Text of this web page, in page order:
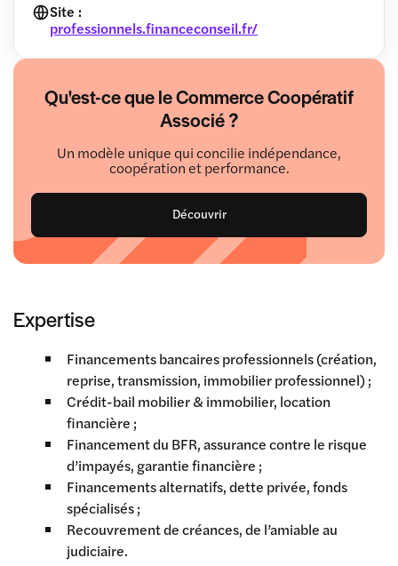
Site :
professionnels.financeconseil.fr/
Qu'est-ce que le Commerce Coopératif
Associé ?
Un modèle unique qui concilie indépendance,
coopération et performance.
Découvrir
Expertise
Financements bancaires professionnels (création,
reprise, transmission, immobilier professionnel) ;
Crédit-bail mobilier & immobilier, location
financière ;
Financement du BFR, assurance contre le risque
d’impayés, garantie financière ;
Financements alternatifs, dette privée, fonds
spécialisés ;
Recouvrement de créances, de l’amiable au
judiciaire.